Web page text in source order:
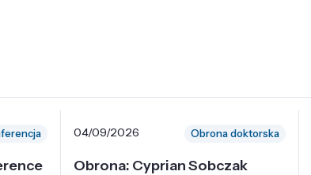
04/09/2026 Obrona doktorska
Obrona: Cyprian Sobczak